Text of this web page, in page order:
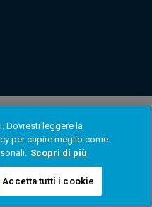
Dovresti leggere la
per capire meglio come
Scopri di più
Accetta tutti i cookie